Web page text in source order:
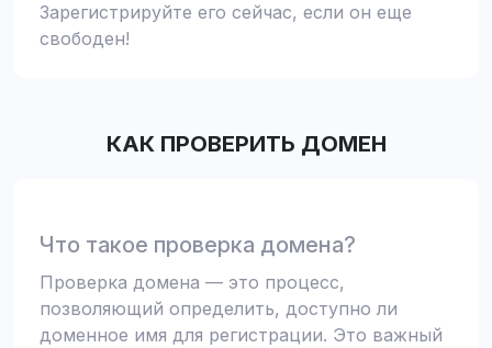
Зарегистрируйте его сейчас, если он еще
свободен!
КАК ПРОВЕРИТЬ ДОМЕН
Что такое проверка домена?
Проверка домена — это процесс,
позволяющий определить, доступно ли
доменное имя для регистрации. Это важный